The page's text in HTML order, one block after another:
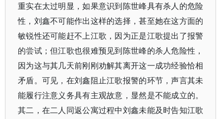
重实在太过明显，如果意识到陈世峰具有杀人的危险
性，刘鑫不可能作出这样的选择，甚至她在这方面的
敏锐性还可能赶不上江歌，因为正是江歌提出了报警
的尝试；但江歌也很难预见到陈世峰的杀人危险性，
因为这与其几天前刚刚劝解其离开这一成功经验恰相
矛盾。可见，在刘鑫阻止江歌报警的环节，声言其未
能履行注意义务具有主观故意，显然是不能成立的。
其二，在二人同返公寓过程中刘鑫未能及时告知江歌